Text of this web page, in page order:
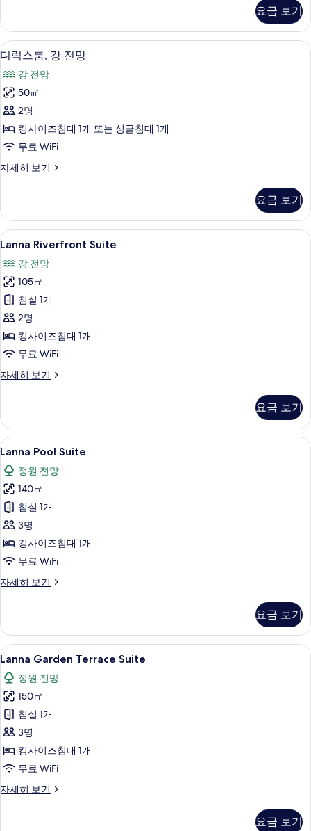
자
세
히
보
기
요금 보기
디
럭
스
룸,
강
전
망
사
모
두
보
기
디럭스룸, 강 전망 | 고급 침구, 미니바,
6
디럭스룸, 강 전망
강 전망
50㎡
2명
킹사이즈침대 1개 또는 싱글침대 1개
무료 WiFi
자세히 보기
디
강
전
망
세
히
보
기
요금 보기
Lanna
Riverfront
Suite
사
진
모
두
보
기
Lanna Riverfront Suite | 고급 침구, 미
6
Lanna Riverfront Suite
강 전망
105㎡
침실 1개
2명
킹사이즈침대 1개
무료 WiFi
자세히 보기
Lanna
세
히
보
요금 보기
Lanna
Pool
Suite
사
진
모
두
보
기
Lanna Pool Suite | 고급 침구, 미니바,
5
Lanna Pool Suite
정원 전망
140㎡
침실 1개
3명
킹사이즈침대 1개
무료 WiFi
자세히 보기
Lanna
세
히
보
요금 보기
Lanna
Garden
Terrace
Suite
사
진
모
두
보
Lanna Garden Terrace Suite | 고급 침
4
Lanna Garden Terrace Suite
정원 전망
150㎡
침실 1개
3명
킹사이즈침대 1개
무료 WiFi
자세히 보기
Lanna
요금 보기